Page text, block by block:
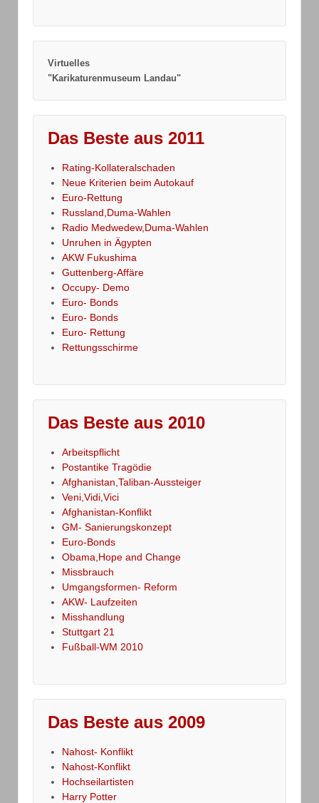
Virtuelles
"Karikaturenmuseum Landau"
Das Beste aus 2011
Rating-Kollateralschaden
Neue Kriterien beim Autokauf
Euro-Rettung
Russland,Duma-Wahlen
Radio Medwedew,Duma-Wahlen
Unruhen in Ägypten
AKW Fukushima
Guttenberg-Affäre
Occupy- Demo
Euro- Bonds
Euro- Bonds
Euro- Rettung
Rettungsschirme
Das Beste aus 2010
Arbeitspflicht
Postantike Tragödie
Afghanistan,Taliban-Aussteiger
Veni,Vidi,Vici
Afghanistan-Konflikt
GM- Sanierungskonzept
Euro-Bonds
Obama,Hope and Change
Missbrauch
Umgangsformen- Reform
AKW- Laufzeiten
Misshandlung
Stuttgart 21
Fußball-WM 2010
Das Beste aus 2009
Nahost- Konflikt
Nahost-Konflikt
Hochseilartisten
Harry Potter